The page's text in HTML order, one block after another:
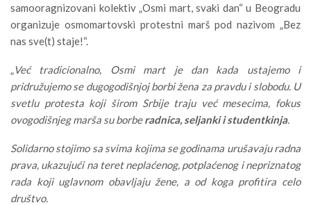
samooragnizovani kolektiv „Osmi mart, svaki dan“ u Beogradu
organizuje osmomartovski protestni marš pod nazivom „Bez
nas sve(t) staje!“.
„Već tradicionalno, Osmi mart je dan kada ustajemo i
pridružujemo se dugogodišnjoj borbi žena za pravdu i slobodu. U
svetlu protesta koji širom Srbije traju već mesecima, fokus
ovogodišnjeg marša su borberadnica, seljanki i studentkinja.
Solidarno stojimo sa svima kojima se godinama urušavaju radna
prava, ukazujući na teret neplaćenog, potplaćenog i nepriznatog
rada koji uglavnom obavljaju žene, a od koga profitira celo
društvo.